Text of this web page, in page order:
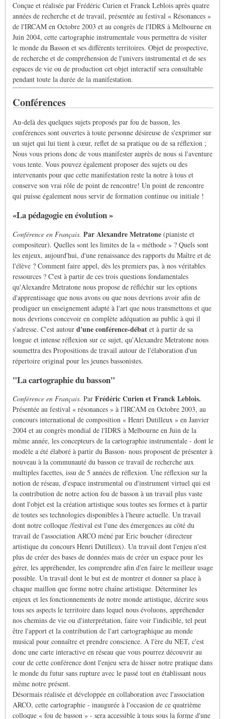
Conçue et réalisée par Frédéric Curien et Franck Leblois après quatre
années de recherche et de travail, présentée au festival « Résonances »
de l'IRCAM en Octobre 2003 et au congrès de l'IDRS à Melbourne en
Juin 2004, cette cartographie instrumentale vous permettra de visiter
le monde du Basson et ses différents territoires. Objet de prospective,
de recherche et de compréhension de l'univers instrumental et de ses
espaces de vie ou de production cet objet interactif sera consultable
pendant toute la durée de la manifestation.
Conférences
Au-delà des quelques sujets proposés par fou de basson, les
conférences sont ouvertes à toute personne désireuse de s'exprimer sur
un sujet qui lui tient à cœur, reflet de sa pratique ou de sa réflexion ;
Nous vous prions donc de vous manifester auprès de nous si l'aventure
vous tente. Vous pouvez également proposer des sujets ou des
intervenants pour que cette manifestation reste la notre à tous et
conserve son vrai rôle de point de rencontre! Un point de rencontre
qui puisse également nous servir de formation continue ou initiale !
«La pédagogie en évolution »
Conférence en Français. Par Alexandre Metratone (pianiste et
compositeur). Quelles sont les limites de la « méthode » ? Quels sont
les enjeux, aujourd'hui, d'une renaissance des rapports du Maître et de
l'élève ? Comment faire appel, dès les premiers pas, à nos véritables
ressources ? C'est à partir de ces trois questions fondamentales
qu'Alexandre Metratone nous propose de réfléchir sur les options
d'apprentissage que nous avons ou que nous devrions avoir afin de
prodiguer un enseignement adapté à l'art que nous transmettons et que
nous devrions concevoir en complète adéquation au public à qui il
s'adresse. C'est autour d'une conférence-débat et à partir de sa
longue et intense réflexion sur ce sujet, qu'Alexandre Metratone nous
soumettra des Propositions de travail autour de l'élaboration d'un
répertoire original pour les jeunes bassonistes.
"La cartographie du basson"
Conférence en Français. Par Frédéric Curien et Franck Leblois.
Présentée au festival « résonances » à l'IRCAM en Octobre 2003, au
concours international de composition « Henri Dutilleux » en Janvier
2004 et au congrès mondial de l'IDRS à Melbourne en Juin de la
même année, les concepteurs de la cartographie instrumentale - dont le
modèle a été élaboré à partir du Basson- nous proposent de présenter à
nouveau à la communauté du basson ce travail de recherche aux
multiples facettes, issu de 5 années de réflexion. Une réflexion sur la
notion de réseau, d'espace instrumental ou d'instrument virtuel qui est
la contribution de notre action fou de basson à un travail plus vaste
dont l'objet est la création artistique sous toutes ses formes et à partir
de toutes ses technologies disponibles à l'heure actuelle. Un travail
dont notre colloque /festival est l'une des émergences au côté du
travail de l'association ARCO méné par Eric boucher (directeur
artistique du concours Henri Dutilleux). Un travail dont l'enjeu n'est
plus de créer des bases de données mais de créer un espace pour les
gérer, les appréhender, les comprendre afin d'en faire le meilleur usage
possible. Un travail dont le but est de montrer et donner sa place à
chaque maillon que forme notre chaîne artistique. Déterminer les
enjeux et les fonctionnements de notre monde artistique, décrire sous
tous ses aspects le territoire dans lequel nous évoluons, appréhender
nos chemins de vie ou d'interprétation, faire voir l'indicible, tel peut
être l'apport et la contribution de l'art cartographique au monde
musical pour connaître et prendre conscience. A l'ère du NET, c'est
donc une carte interactive en réseau que vous pourrez découvrir au
cour de cette conférence dont l'enjeu sera de hisser notre pratique dans
le monde du futur sans rupture avec le passé tout en établissant nous
même notre présent.
Désormais réalisée et développée en collaboration avec l'association
ARCO, cette cartographie - inaugurée à l'occasion de ce quatrième
colloque « fou de basson » - sera accessible à tous sous la forme d'une